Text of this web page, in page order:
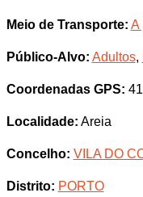
Meio de Transporte: A
Público-Alvo: Adultos,
Coordenadas GPS:
Localidade: Areia
Concelho: VILA DO
Distrito: PORTO